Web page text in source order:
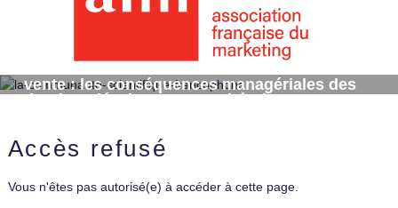
vente : les conséquences managériales des
derniers développements théoriques
Accès refusé
Vous n'êtes pas autorisé(e) à accéder à cette page.